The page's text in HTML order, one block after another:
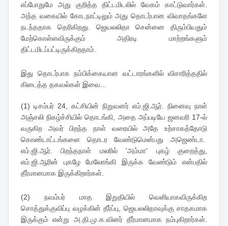
எப்போதுமே அது குறித்த திட்டமிடலில் வேகம் காட்டுவார்கள்.
அந்த வகையில் கோடநாட்டிலும் அது தொடர்பான விவாதங்களே
நடந்ததாக தெரிகிறது. ஜெயலலிதா சென்னை திரும்பியதும்
மேற்கொள்ளவிருக்கும் அதிரடி மாற்றங்களும்
திட்டமிடப்பட்டிருக்கிறதாம்.
இது தொடர்பாக நம்பிக்கையான வட்டாரங்களில் விசாரித்ததில்
கிடைத்த தகவல்கள் இவை...
(1) டிசம்பர் 24, கட்சியின் நிறுவனர் எம்.ஜி.ஆர். நினைவு நாள்
அஞ்சலி நிகழ்ச்சியில் தொடங்கி, அதை அப்படியே ஜனவரி 17-ல்
வருகிற அவர் பிறந்த நாள் வரையில் அதே உற்சாகத்தோடு
கொண்டாட்டங்களை தொடர வேண்டுமென்பது அஜெண்டா.
எம்.ஜி.ஆர். பிறந்தநாள் மலரில் 'அம்மா' புகழ் குறைத்து,
எம்.ஜி.ஆரின் புகழே மேலோங்கி இருக்க வேண்டும் என்பதில்
தீர்மானமாக இருக்கிறார்கள்.
(2) நவம்பர் மாத இறுதியில் வெளியாகவிருக்கிற
சொத்துக்குவிப்பு வழக்கின் தீர்ப்பு, ஜெயலலிதாவுக்கு சாதகமாக
இருக்கும் என்று அ.தி.மு.க.வினர் தீர்மானமாக நம்புகிறார்கள்.